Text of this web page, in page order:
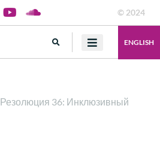
© 2024
ENGLISH
Резолюция 36: Инклюзивный